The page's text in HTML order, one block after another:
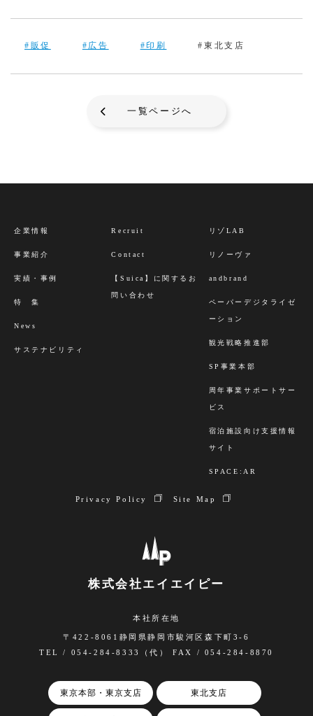
#販促 #広告 #印刷 #東北支店
一覧ページへ
株式会社エイエイピー
本社所在地
〒422-8061静岡県静岡市駿河区森下町3-6
TEL / 054-284-8333（代） FAX / 054-284-8870
東京本部・東京支店 東北支店
企業情報
事業紹介
実績・事例
特 集
News
サステナビリティ
Recruit
Contact
【Suica】に関するお
問い合わせ
リゾLAB
リノーヴァ
andbrand
ペーパーデジタライゼ
ーション
観光戦略推進部
SP事業本部
周年事業サポートサー
ビス
宿泊施設向け支援情報
サイト
SPACE:AR
Privacy Policy Site Map